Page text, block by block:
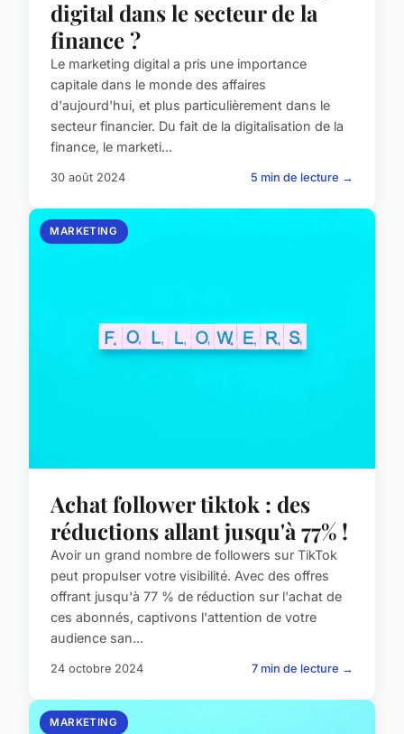
digital dans le secteur de la
finance ?
Le marketing digital a pris une importance
capitale dans le monde des affaires
d'aujourd'hui, et plus particulièrement dans le
secteur financier. Du fait de la digitalisation de la
finance, le marketi...
30 août 2024 5 min de lecture →
MARKETING
Achat follower tiktok : des
réductions allant jusqu'à 77% !
Avoir un grand nombre de followers sur TikTok
peut propulser votre visibilité. Avec des offres
offrant jusqu'à 77 % de réduction sur l'achat de
ces abonnés, captivons l'attention de votre
audience san...
24 octobre 2024 7 min de lecture →
MARKETING